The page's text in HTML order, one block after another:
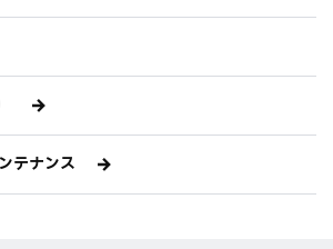
テナンス